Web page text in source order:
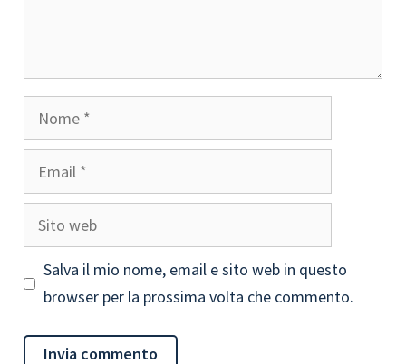
Nome
Email
Sito
web
Salva il mio nome, email e sito web in questo
browser per la prossima volta che commento.